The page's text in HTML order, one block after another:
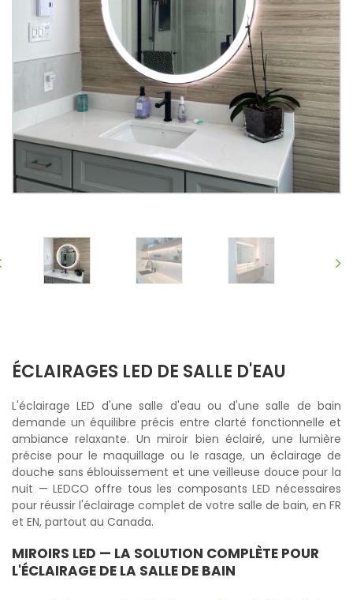
ÉCLAIRAGES LED DE SALLE D'EAU
L'éclairage LED d'une salle d'eau ou d'une salle de bain
demande un équilibre précis entre clarté fonctionnelle et
ambiance relaxante. Un miroir bien éclairé, une lumière
précise pour le maquillage ou le rasage, un éclairage de
douche sans éblouissement et une veilleuse douce pour la
nuit — LEDCO offre tous les composants LED nécessaires
pour réussir l'éclairage complet de votre salle de bain, en FR
et EN, partout au Canada.
MIROIRS LED — LA SOLUTION COMPLÈTE POUR
L'ÉCLAIRAGE DE LA SALLE DE BAIN